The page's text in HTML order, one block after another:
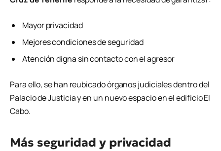
Mayor privacidad
Mejores condiciones de seguridad
Atención digna sin contacto con el agresor
Para ello, se han reubicado órganos judiciales dentro del
Palacio de Justicia y en un nuevo espacio en el edificio El
Cabo.
Más seguridad y privacidad